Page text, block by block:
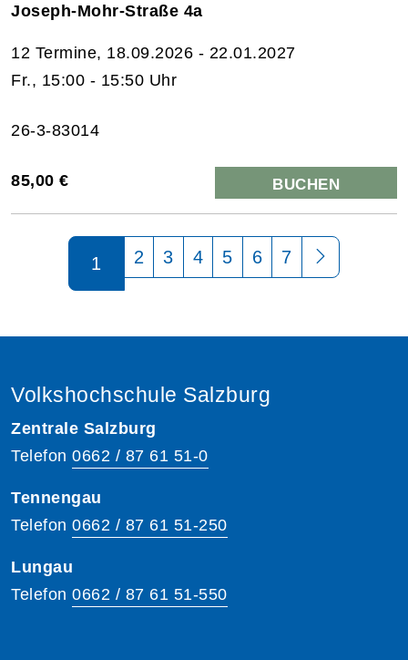
Joseph-Mohr-Straße 4a
12 Termine, 18.09.2026 - 22.01.2027
Fr., 15:00 - 15:50 Uhr
26-3-83014
85,00 € BUCHEN
Seite 1 von 7
1 2 3 4 5 6 7
Volkshochschule Salzburg
Zentrale Salzburg
Telefon 0662 / 87 61 51-0
Tennengau
Telefon 0662 / 87 61 51-250
Lungau
Telefon 0662 / 87 61 51-550